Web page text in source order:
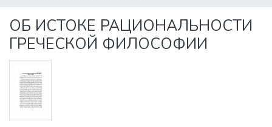
All of DSpace
Statistics
ОБ ИСТОКЕ РАЦИОНАЛЬНОСТИ
ГРЕЧЕСКОЙ ФИЛОСОФИИ